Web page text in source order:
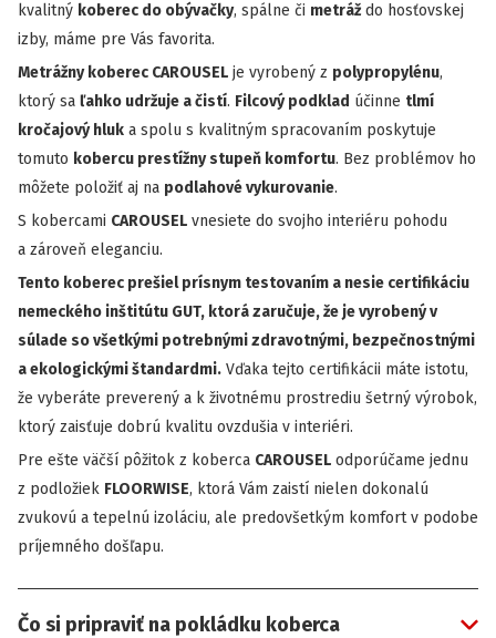
kvalitný koberec do obývačky, spálne či metráž do hosťovskej
izby, máme pre Vás favorita.
Metrážny koberec CAROUSEL je vyrobený z polypropylénu,
ktorý sa ľahko udržuje ačistí. Filcový podklad účinne tlmí
kročajový hluk a spolu s kvalitným spracovaním poskytuje
tomuto kobercu prestížny stupeň komfortu. Bez problémov ho
môžete položiť aj na podlahové vykurovanie.
S kobercami CAROUSEL vnesiete do svojho interiéru pohodu
a zároveň eleganciu.
Tento koberec prešiel prísnym testovaním a nesie certifikáciu
nemeckého inštitútu GUT, ktorá zaručuje, že je vyrobený v
súlade so všetkými potrebnými zdravotnými, bezpečnostnými
a ekologickými štandardmi. Vďaka tejto certifikácii máte istotu,
že vyberáte preverený a k životnému prostrediu šetrný výrobok,
ktorý zaisťuje dobrú kvalitu ovzdušia v interiéri.
Pre ešte väčší pôžitok z koberca CAROUSEL odporúčame jednu
z podložiek FLOORWISE, ktorá Vám zaistí nielen dokonalú
zvukovú a tepelnú izoláciu, ale predovšetkým komfort v podobe
príjemného došľapu.
Čo si pripraviť na pokládku koberca